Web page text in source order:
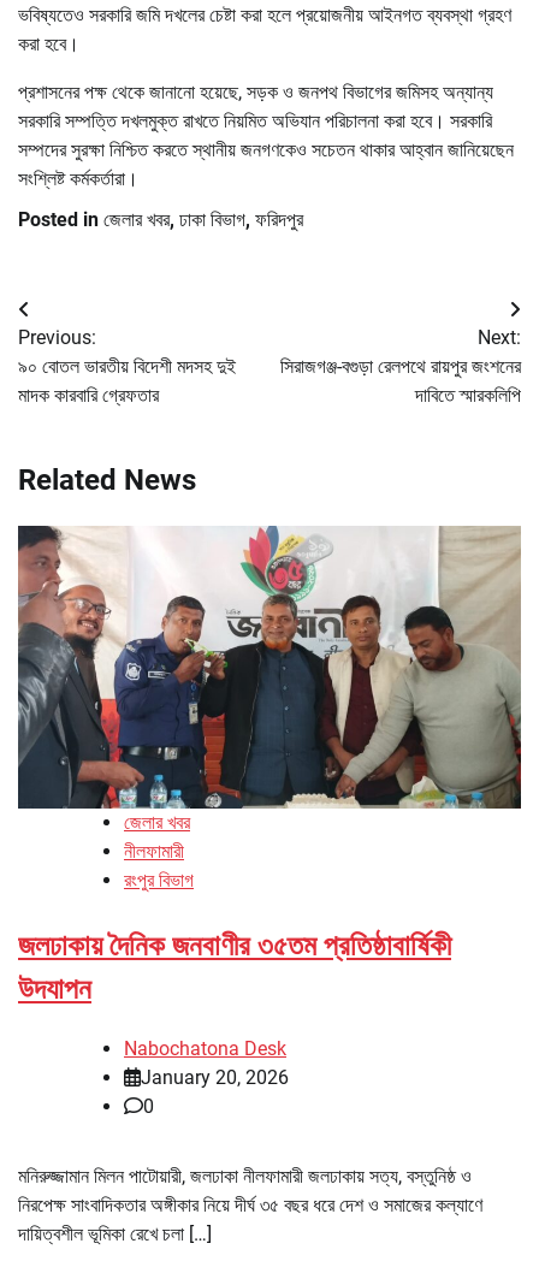
ভবিষ্যতেও সরকারি জমি দখলের চেষ্টা করা হলে প্রয়োজনীয় আইনগত ব্যবস্থা গ্রহণ
করা হবে।
প্রশাসনের পক্ষ থেকে জানানো হয়েছে, সড়ক ও জনপথ বিভাগের জমিসহ অন্যান্য
সরকারি সম্পত্তি দখলমুক্ত রাখতে নিয়মিত অভিযান পরিচালনা করা হবে। সরকারি
সম্পদের সুরক্ষা নিশ্চিত করতে স্থানীয় জনগণকেও সচেতন থাকার আহ্বান জানিয়েছেন
সংশ্লিষ্ট কর্মকর্তারা।
Posted in জেলার খবর, ঢাকা বিভাগ, ফরিদপুর
Post
navigation
Previous:
৯০ বোতল ভারতীয় বিদেশী মদসহ দুই
মাদক কারবারি গ্রেফতার
Next:
সিরাজগঞ্জ-বগুড়া রেলপথে রায়পুর জংশনের
দাবিতে স্মারকলিপি
Related News
জেলার খবর
নীলফামারী
রংপুর বিভাগ
জলঢাকায় দৈনিক জনবাণীর ৩৫তম প্রতিষ্ঠাবার্ষিকী
উদযাপন
Nabochatona Desk
January 20, 2026
0
মনিরুজ্জামান মিলন পাটোয়ারী, জলঢাকা নীলফামারী জলঢাকায় সত্য, বস্তুনিষ্ঠ ও
নিরপেক্ষ সাংবাদিকতার অঙ্গীকার নিয়ে দীর্ঘ ৩৫ বছর ধরে দেশ ও সমাজের কল্যাণে
দায়িত্বশীল ভূমিকা রেখে চলা […]